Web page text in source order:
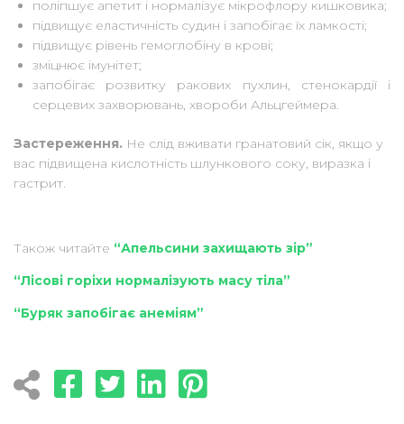
поліпшує апетит і нормалізує мікрофлору кишковика;
підвищує еластичність судин і запобігає їх ламкості;
підвищує рівень гемоглобіну в крові;
зміцнює імунітет;
запобігає розвитку ракових пухлин, стенокардії і
серцевих захворювань, хвороби Альцгеймера.
Застереження. Не слід вживати гранатовий сік, якщо у
вас підвищена кислотність шлункового соку, виразка і
гастрит.
Також читайте “Апельсини захищають зір”
“Лісові горіхи нормалізують масу тіла”
“Буряк запобігає анеміям”